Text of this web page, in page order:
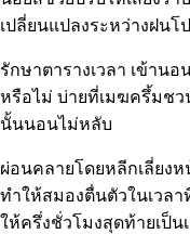
เปลี่ยนแปลงระหว่างฝน
รักษาตารางเวลา เข้าน
หรือไม่ บ่ายที่เมฆครึ้มช
นั้นนอนไม่หลับ
ผ่อนคลายโดยหลีกเลี่ยง
ทำให้สมองตื่นตัวในเวล
ให้ครึ่งชั่วโมงสุดท้ายเป็น